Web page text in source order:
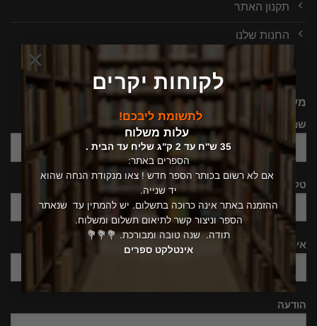
לקוחות יקרים
לתשומת ליבכם!
עלות משלוח
35 ש"ח עד 2 ק"ג שליח עד הבית .
הספרים באתר:
אם לא רשום בכותר הספר חדש ! צאו מנקודת הנחה שהוא
יד שנייה.
ההזמנה באתר אינה כרוכה בתשלום. יש להמתין עד שנאתר
הספר וניצור קשר לתיאום תשלום ומשלוח.
תודה. שנה טובה ומבורכת. 💐💐💐
אינטלקט ספרים
×
תקנון האתר
החנות שלנו
מעוניין שנחזור אלייך, יש לך שאלה ?
שם
טלפון
אימייל
הודעה